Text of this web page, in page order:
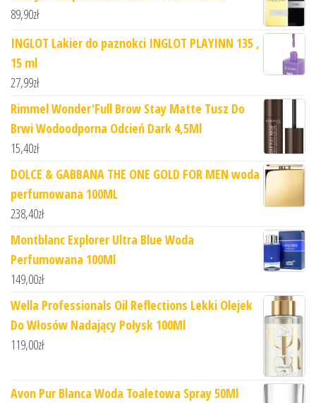
89,90zł
INGLOT Lakier do paznokci INGLOT PLAYINN 135 ,
15 ml
27,99zł
Rimmel Wonder'Full Brow Stay Matte Tusz Do
Brwi Wodoodporna Odcień Dark 4,5Ml
15,40zł
DOLCE & GABBANA THE ONE GOLD FOR MEN woda
perfumowana 100ML
238,40zł
Montblanc Explorer Ultra Blue Woda
Perfumowana 100Ml
149,00zł
Wella Professionals Oil Reflections Lekki Olejek
Do Włosów Nadający Połysk 100Ml
119,00zł
Avon Pur Blanca Woda Toaletowa Spray 50Ml